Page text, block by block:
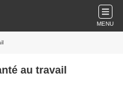
MENU
au travail